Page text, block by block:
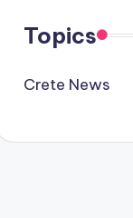
Topics
Crete News